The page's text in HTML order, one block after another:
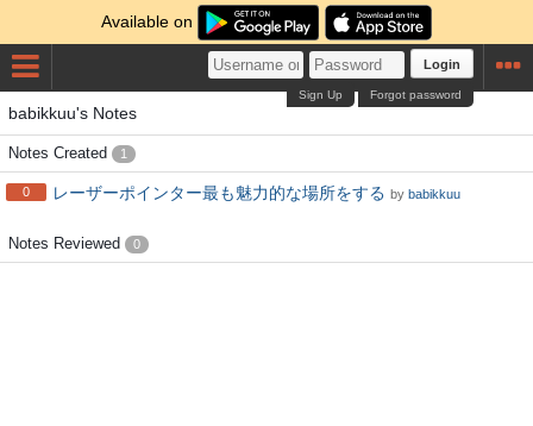
Available on
Login
Forgot password
Sign Up
babikkuu's Notes
Notes Created 1
0 レーザーポインター最も魅力的な場所をする by babikkuu
Notes Reviewed 0